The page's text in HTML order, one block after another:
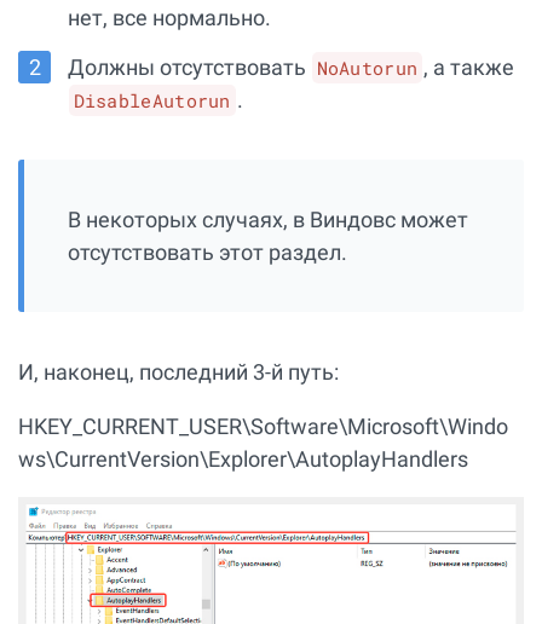
нет, все нормально.
Должны отсутствовать NoAutorun , а также
DisableAutorun .
В некоторых случаях, в Виндовс может
отсутствовать этот раздел.
И, наконец, последний 3-й путь:
HKEY_CURRENT_USER\Software\Microsoft\Windo
ws\CurrentVersion\Explorer\AutoplayHandlers